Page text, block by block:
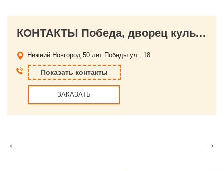
КОНТАКТЫ Победа, дворец культуры и техники
Нижний Новгород 50 лет Победы ул., 18
Показать контакты
ЗАКАЗАТЬ
← →